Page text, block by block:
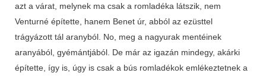
azt a várat, melynek ma csak a romladéka látszik, nem
Venturné építette, hanem Benet úr, abból az ezüsttel
trágyázott tál aranyból. No, meg a nagyurak mentéinek
aranyából, gyémántjából. De már az igazán mindegy, akárki
építette, így is, úgy is csak a bús romladékok emlékeztetnek a